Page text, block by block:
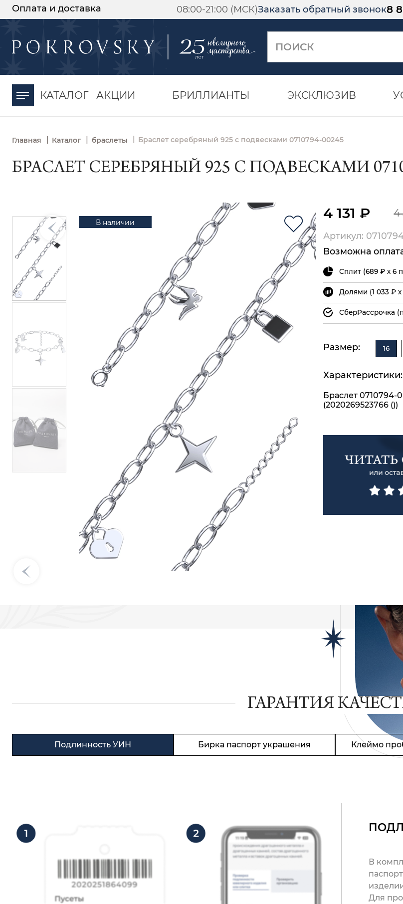
Оплата и доставка 08:00-21:00 (МСК)Заказать обратный звонок8
КАТАЛОГ АКЦИИ БРИЛЛИАНТЫ ЭКСКЛЮЗИВ
Главная | Каталог | браслеты Браслет серебряный 925 с подвесками 0710794-00245
БРАСЛЕТ СЕРЕБРЯНЫЙ 925 С ПОДВЕСКАМИ
В наличии
4 131 ₽ 4
Артикул:
Возможна
Сплит (689 ₽ х 6
Долями (1 033 ₽
СберРассрочка
Размер: 16
Характеристики:
Браслет 0710794-
(2020269523766 ())
ГАРАНТИЯ
Подлинность УИН Бирка паспорт украшения Клеймо
В
Для
-30%
момента оплаты